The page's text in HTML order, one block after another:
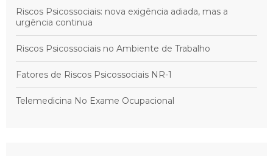
Riscos Psicossociais: nova exigência adiada, mas a
urgência continua
Riscos Psicossociais no Ambiente de Trabalho
Fatores de Riscos Psicossociais NR-1
Telemedicina No Exame Ocupacional